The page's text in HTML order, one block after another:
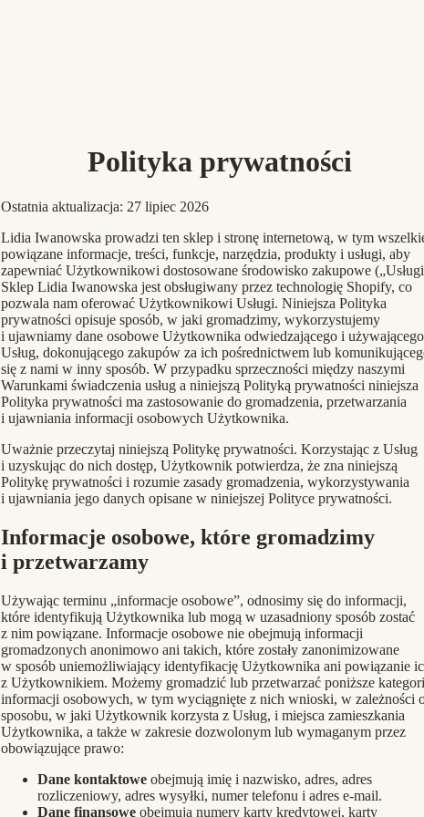
Polityka prywatności
Ostatnia aktualizacja: 27 lipiec 2026
Lidia Iwanowska prowadzi ten sklep i stronę internetową, w tym
powiązane informacje, treści, funkcje, narzędzia, produkty i usługi, aby
zapewniać Użytkownikowi dostosowane środowisko zakupowe
Sklep Lidia Iwanowska jest obsługiwany przez technologię Shopify, co
pozwala nam oferować Użytkownikowi Usługi. Niniejsza Polityka
prywatności opisuje sposób, w jaki gromadzimy, wykorzystujemy
i ujawniamy dane osobowe Użytkownika odwiedzającego i używającego
Usług, dokonującego zakupów za ich pośrednictwem lub
się z nami w inny sposób. W przypadku sprzeczności między naszymi
Warunkami świadczenia usług a niniejszą Polityką prywatności niniejsza
Polityka prywatności ma zastosowanie do gromadzenia, przetwarzania
i ujawniania informacji osobowych Użytkownika.
Uważnie przeczytaj niniejszą Politykę prywatności. Korzystając z Usług
i uzyskując do nich dostęp, Użytkownik potwierdza, że zna niniejszą
Politykę prywatności i rozumie zasady gromadzenia, wykorzystywania
i ujawniania jego danych opisane w niniejszej Polityce prywatności.
Informacje osobowe, które gromadzimy
i przetwarzamy
Używając terminu „informacje osobowe”, odnosimy się do informacji,
które identyfikują Użytkownika lub mogą w uzasadniony sposób zostać
z nim powiązane. Informacje osobowe nie obejmują informacji
gromadzonych anonimowo ani takich, które zostały zanonimizowane
w sposób uniemożliwiający identyfikację Użytkownika ani powiązanie
z Użytkownikiem. Możemy gromadzić lub przetwarzać poniższe
informacji osobowych, w tym wyciągnięte z nich wnioski, w zależności
sposobu, w jaki Użytkownik korzysta z Usług, i miejsca zamieszkania
Użytkownika, a także w zakresie dozwolonym lub wymaganym przez
obowiązujące prawo:
Dane kontaktowe obejmują imię i nazwisko, adres, adres
rozliczeniowy, adres wysyłki, numer telefonu i adres e-mail.
Dane finansowe obejmują numery karty kredytowej, karty